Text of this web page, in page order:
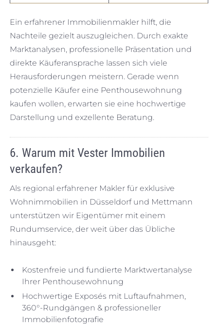
Ein erfahrener Immobilienmakler hilft, die
Nachteile gezielt auszugleichen. Durch exakte
Marktanalysen, professionelle Präsentation und
direkte Käuferansprache lassen sich viele
Herausforderungen meistern. Gerade wenn
potenzielle Käufer eine Penthousewohnung
kaufen wollen, erwarten sie eine hochwertige
Darstellung und exzellente Beratung.
6. Warum mit Vester Immobilien
verkaufen?
Als regional erfahrener Makler für exklusive
Wohnimmobilien in Düsseldorf und Mettmann
unterstützen wir Eigentümer mit einem
Rundumservice, der weit über das Übliche
hinausgeht:
Kostenfreie und fundierte Marktwertanalyse
Ihrer Penthousewohnung
Hochwertige Exposés mit Luftaufnahmen,
360°-Rundgängen & professioneller
Immobilienfotografie